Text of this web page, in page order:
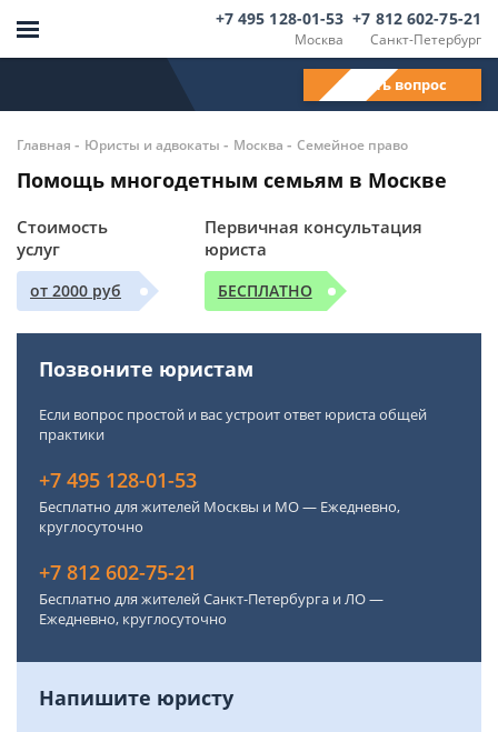
Москва
+7 495 128-01-53
Санкт-Петербург
+7 812 602-75-21
Задать вопрос
Главная - Юристы и адвокаты - Москва - Семейное право
Помощь многодетным семьям в Москве
Стоимость
услуг
от 2000 руб
Первичная консультация
юриста
БЕСПЛАТНО
Позвоните юристам
Если вопрос простой и вас устроит ответ юриста общей
практики
+7 495 128-01-53
Бесплатно для жителей Москвы и МО — Ежедневно,
круглосуточно
+7 812 602-75-21
Бесплатно для жителей Санкт-Петербурга и ЛО —
Ежедневно, круглосуточно
Напишите юристу